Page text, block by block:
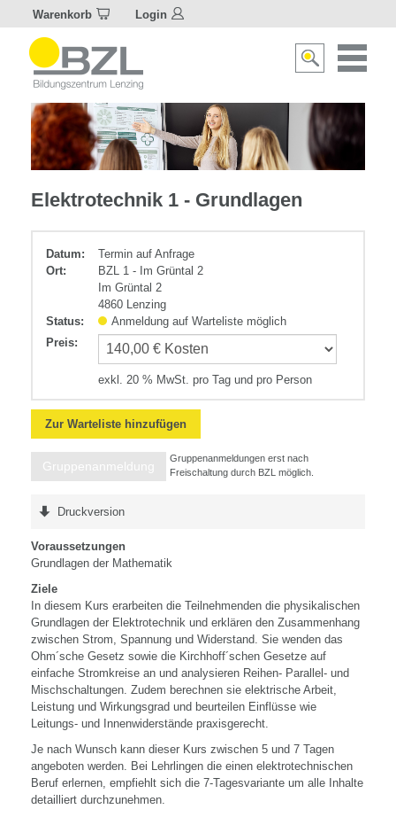
Warenkorb Login
Suche
Elektrotechnik
Elektrotechnik 1 - Grundlagen
Datum:
Termin auf Anfrage
Ort:
BZL 1 - Im Grüntal 2
Im Grüntal 2
4860 Lenzing
Status:
Anmeldung auf Warteliste möglich
Preis:
exkl. 20 % MwSt. pro Tag und pro Person
Zur Warteliste hinzufügen
Gruppenanmeldung
Gruppenanmeldungen erst nach
Freischaltung durch BZL möglich.
Druckversion
Voraussetzungen
Grundlagen der Mathematik
Ziele
In diesem Kurs erarbeiten die Teilnehmenden die physikalischen
Grundlagen der Elektrotechnik und erklären den Zusammenhang
zwischen Strom, Spannung und Widerstand. Sie wenden das
Ohm´sche Gesetz sowie die Kirchhoff´schen Gesetze auf
einfache Stromkreise an und analysieren Reihen- Parallel- und
Mischschaltungen. Zudem berechnen sie elektrische Arbeit,
Leistung und Wirkungsgrad und beurteilen Einflüsse wie
Leitungs- und Innenwiderstände praxisgerecht.
Je nach Wunsch kann dieser Kurs zwischen 5 und 7 Tagen
angeboten werden. Bei Lehrlingen die einen elektrotechnischen
Beruf erlernen, empfiehlt sich die 7-Tagesvariante um alle Inhalte
detailliert durchzunehmen.